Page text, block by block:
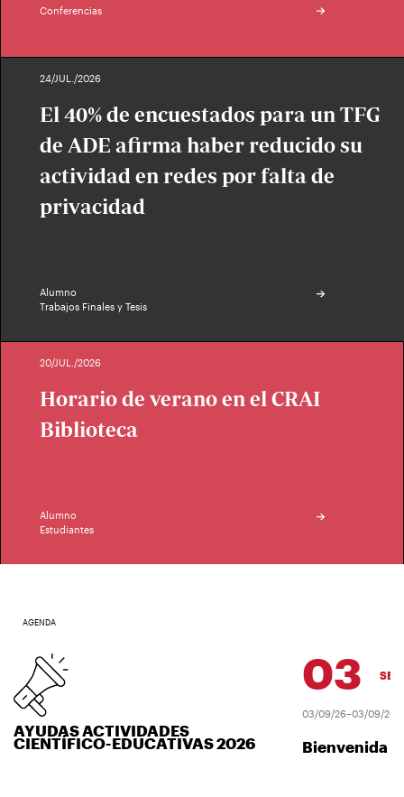
Conferencias
24/JUL./2026
El 40% de encuestados para un TFG
de ADE afirma haber reducido su
actividad en redes por falta de
privacidad
Alumno
Trabajos Finales y Tesis
20/JUL./2026
Horario de verano en el CRAI
Biblioteca
Alumno
Estudiantes
AGENDA
AYUDAS ACTIVIDADES
CIENTÍFICO-EDUCATIVAS 2026
03 SEP.
03/09/26–03/09/26
Bienvenida